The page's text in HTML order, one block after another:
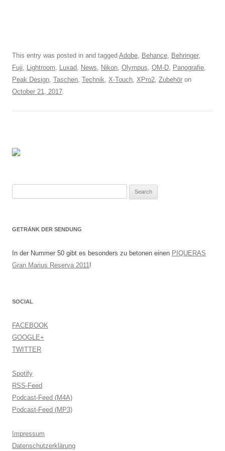
This entry was posted in and tagged Adobe, Behance, Behringer,
Fuji, Lightroom, Luxad, News, Nikon, Olympus, OM-D, Panografie,
Peak Design, Taschen, Technik, X-Touch, XPro2, Zubehör on
October 21, 2017.
GETRÄNK DER SENDUNG
In der Nummer 50 gibt es besonders zu betonen einen PIQUERAS
Gran Marius Reserva 2011!
SOCIAL
FACEBOOK
GOOGLE+
TWITTER
Spotify
RSS-Feed
Podcast-Feed (M4A)
Podcast-Feed (MP3)
Impressum
Datenschutzerklärung